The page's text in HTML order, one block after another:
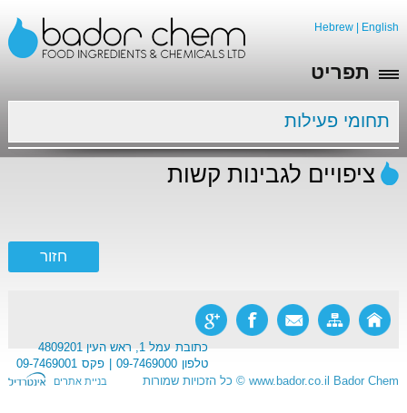
Hebrew English
תפריט
תחומי פעילות
ציפויים לגבינות קשות
כתובת עמל 1, ראש העין 4809201
טלפון 09-7469000 פקס 09-7469001
Bador Chem
www.bador.co.il
© כל הזכויות שמורות בניית אתרים